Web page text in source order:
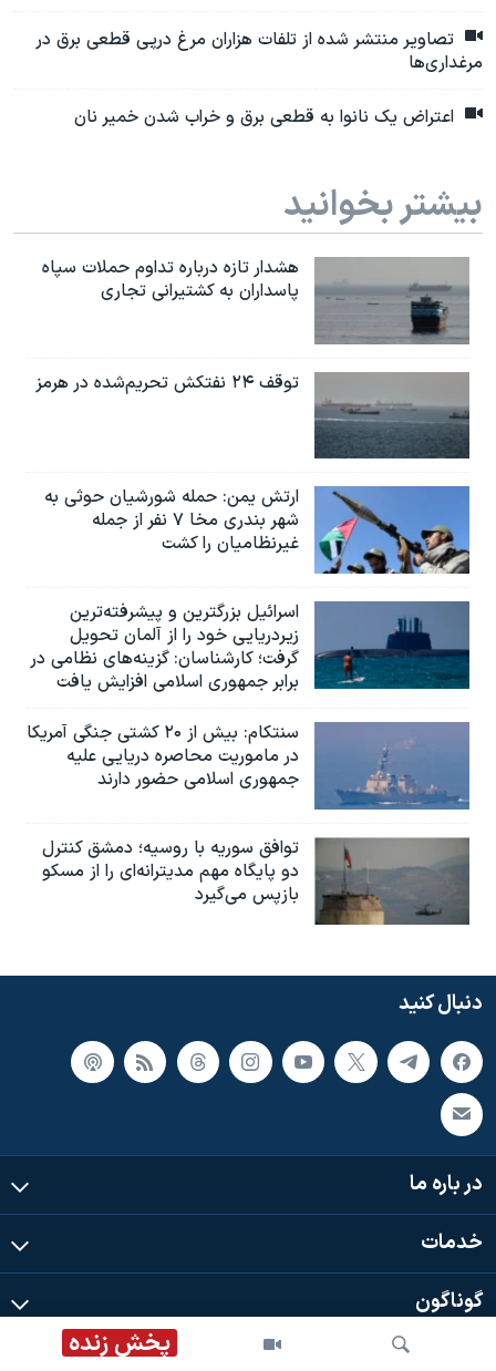
پخش زنده
تصاویر منتشر شده از تلفات هزاران مرغ درپی قطعی برق در
مرغداری‌ها
اعتراض یک نانوا به قطعی برق و خراب شدن خمیر نان
بیشتر بخوانید
هشدار تازه درباره تداوم حملات سپاه
پاسداران به کشتیرانی تجاری
توقف ۲۴ نفتکش تحریم‌شده در هرمز
ارتش یمن: حمله شورشیان حوثی به
شهر بندری مخا ۷ نفر از جمله
غیرنظامیان را کشت
اسرائيل بزرگترین و پیشرفته‌ترین
زیردریایی خود را از آلمان تحویل
گرفت؛ کارشناسان: گزینه‌های نظامی در
برابر جمهوری اسلامی افزایش یافت
سنتکام: بیش از ۲۰ کشتی جنگی آمریکا
در ماموریت محاصره دریایی علیه
جمهوری اسلامی حضور دارند
توافق سوریه با روسیه؛ دمشق کنترل
دو پایگاه مهم مدیترانه‌ای را از مسکو
بازپس می‌گیرد
دنبال کنید
در باره ما
خدمات
گوناگون